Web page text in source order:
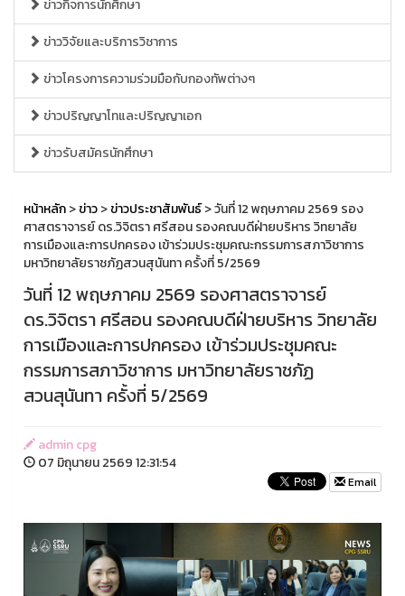
ข่าวกิจการนักศึกษา
ข่าววิจัยและบริการวิชาการ
ข่าวโครงการความร่วมมือกับกองทัพต่างๆ
ข่าวปริญญาโทและปริญญาเอก
ข่าวรับสมัครนักศึกษา
หน้าหลัก>ข่าว>ข่าวประชาสัมพันธ์> วันที่ 12 พฤษภาคม 2569 รอง
ศาสตราจารย์ ดร.วิจิตรา ศรีสอน รองคณบดีฝ่ายบริหาร วิทยาลัย
การเมืองและการปกครอง เข้าร่วมประชุมคณะกรรมการสภาวิชาการ
มหาวิทยาลัยราชภัฏสวนสุนันทา ครั้งที่ 5/2569
วันที่ 12 พฤษภาคม 2569 รองศาสตราจารย์
ดร.วิจิตรา ศรีสอน รองคณบดีฝ่ายบริหาร วิทยาลัย
การเมืองและการปกครอง เข้าร่วมประชุมคณะ
กรรมการสภาวิชาการ มหาวิทยาลัยราชภัฏ
สวนสุนันทา ครั้งที่ 5/2569
admin cpg
07 มิถุนายน 2569 12:31:54
Email